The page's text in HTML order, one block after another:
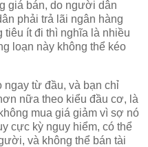
giá bán, do người dân
phải trả lãi ngân hàng
tiêu ít đi thì nghĩa là nhiều
loạn này không thể kéo
ngay từ đầu, và bạn chỉ
nữa theo kiểu đầu cơ, là
mua giá giảm vì sợ nó
cực kỳ nguy hiểm, có thể
và không thể bán tài